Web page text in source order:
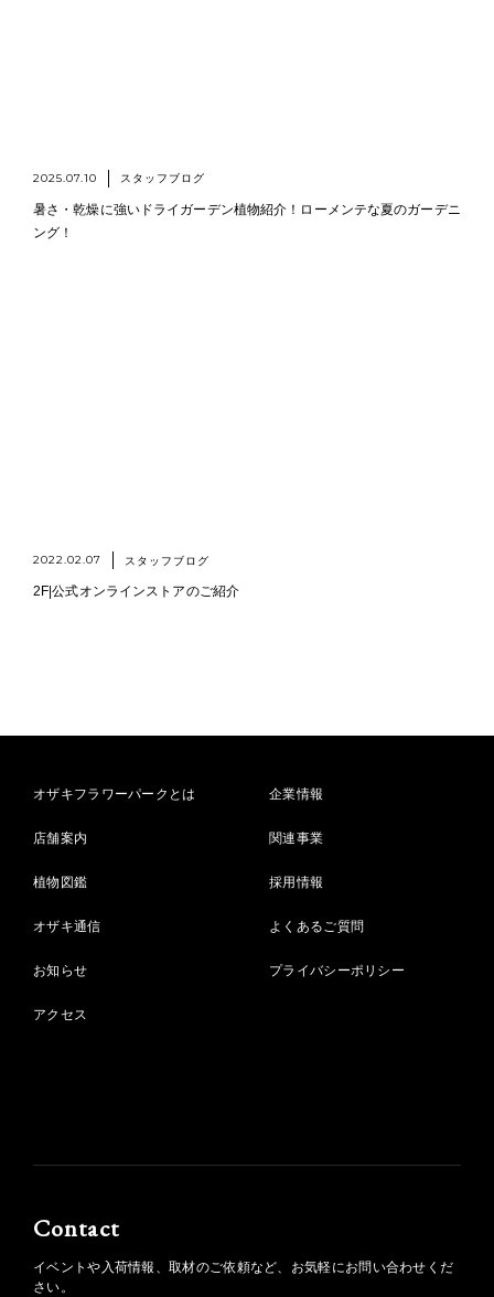
2025.07.10 スタッフブログ
暑さ・乾燥に強いドライガーデン植物紹介！ローメンテな夏のガーデニ
ング！
2022.02.07 スタッフブログ
2F|公式オンラインストアのご紹介
オザキフラワーパークとは
店舗案内
植物図鑑
オザキ通信
お知らせ
アクセス
企業情報
関連事業
採用情報
よくあるご質問
プライバシーポリシー
Contact
イベントや入荷情報、取材のご依頼など、お気軽にお問い合わせくだ
さい。